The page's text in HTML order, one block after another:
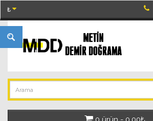
₺